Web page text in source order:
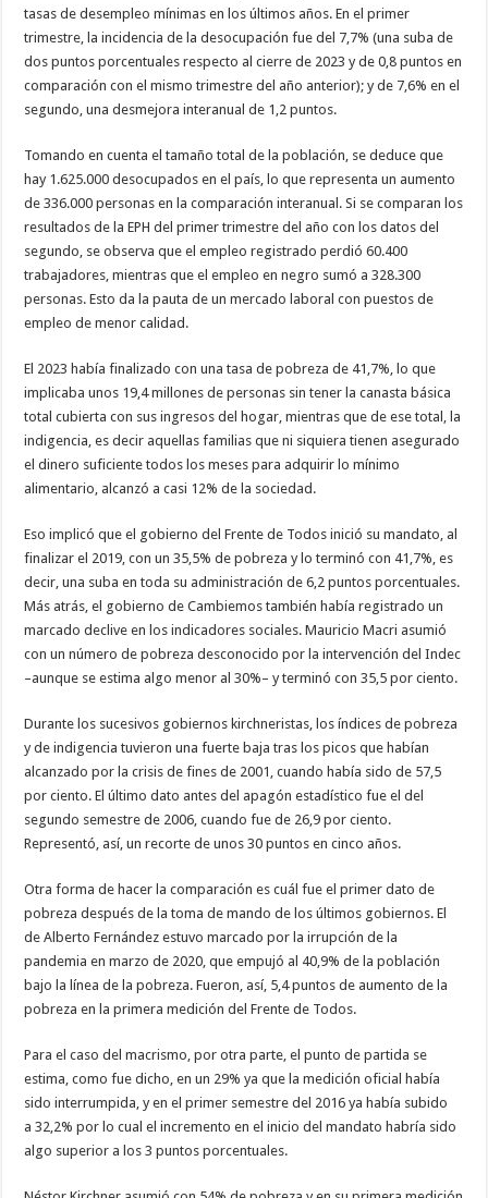
tasas de desempleo mínimas en los últimos años. En el primer
trimestre, la incidencia de la desocupación fue del 7,7% (una suba de
dos puntos porcentuales respecto al cierre de 2023 y de 0,8 puntos en
comparación con el mismo trimestre del año anterior); y de 7,6% en el
segundo, una desmejora interanual de 1,2 puntos.
Tomando en cuenta el tamaño total de la población, se deduce que
hay 1.625.000 desocupados en el país, lo que representa un aumento
de 336.000 personas en la comparación interanual. Si se comparan los
resultados de la EPH del primer trimestre del año con los datos del
segundo, se observa que el empleo registrado perdió 60.400
trabajadores, mientras que el empleo en negro sumó a 328.300
personas. Esto da la pauta de un mercado laboral con puestos de
empleo de menor calidad.
El 2023 había finalizado con una tasa de pobreza de 41,7%, lo que
implicaba unos 19,4 millones de personas sin tener la canasta básica
total cubierta con sus ingresos del hogar, mientras que de ese total, la
indigencia, es decir aquellas familias que ni siquiera tienen asegurado
el dinero suficiente todos los meses para adquirir lo mínimo
alimentario, alcanzó a casi 12% de la sociedad.
Eso implicó que el gobierno del Frente de Todos inició su mandato, al
finalizar el 2019, con un 35,5% de pobreza y lo terminó con 41,7%, es
decir, una suba en toda su administración de 6,2 puntos porcentuales.
Más atrás, el gobierno de Cambiemos también había registrado un
marcado declive en los indicadores sociales. Mauricio Macri asumió
con un número de pobreza desconocido por la intervención del Indec
–aunque se estima algo menor al 30%– y terminó con 35,5 por ciento.
Durante los sucesivos gobiernos kirchneristas, los índices de pobreza
y de indigencia tuvieron una fuerte baja tras los picos que habían
alcanzado por la crisis de fines de 2001, cuando había sido de 57,5
por ciento. El último dato antes del apagón estadístico fue el del
segundo semestre de 2006, cuando fue de 26,9 por ciento.
Representó, así, un recorte de unos 30 puntos en cinco años.
Otra forma de hacer la comparación es cuál fue el primer dato de
pobreza después de la toma de mando de los últimos gobiernos. El
de Alberto Fernández estuvo marcado por la irrupción de la
pandemia en marzo de 2020, que empujó al 40,9% de la población
bajo la línea de la pobreza. Fueron, así, 5,4 puntos de aumento de la
pobreza en la primera medición del Frente de Todos.
Para el caso del macrismo, por otra parte, el punto de partida se
estima, como fue dicho, en un 29% ya que la medición oficial había
sido interrumpida, y en el primer semestre del 2016 ya había subido
a 32,2% por lo cual el incremento en el inicio del mandato habría sido
algo superior a los 3 puntos porcentuales.